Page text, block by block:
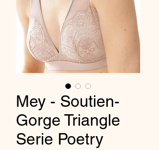
Mey - Soutien-
Gorge Triangle
Serie Poetry